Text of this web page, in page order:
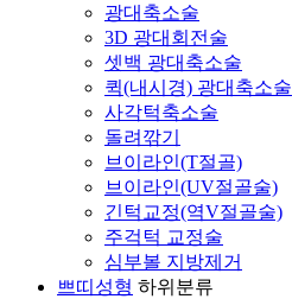
광대축소술
3D 광대회전술
셋백 광대축소술
퀵(내시경) 광대축소술
사각턱축소술
돌려깎기
브이라인(T절골)
브이라인(UV절골술)
긴턱교정(역V절골술)
주걱턱 교정술
심부볼 지방제거
쁘띠성형 하위분류